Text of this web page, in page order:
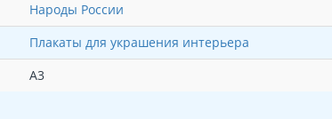
Народы России
Плакаты для украшения интерьера
А3